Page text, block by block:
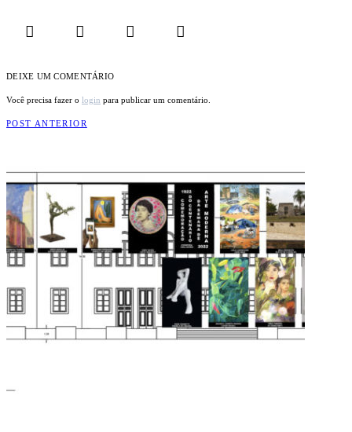
DEIXE UM COMENTÁRIO
Você precisa fazer o login para publicar um comentário.
POST ANTERIOR